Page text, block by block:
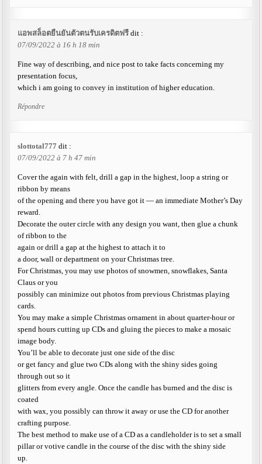
แอพสล็อตยืนยันตัวตนรับเครดิตฟรี dit :
07/09/2022 à 16 h 18 min
Fine way of describing, and nice post to take facts concerning my
presentation focus,
which i am going to convey in institution of higher education.
Répondre
slottotal777 dit :
07/09/2022 à 7 h 47 min
Cover the again with felt, drill a gap in the highest, loop a string or
ribbon by means
of the opening and there you have got it — an immediate Mother’s Day
reward.
Decorate the outer circle with any design you want, then glue a chunk
of ribbon to the
again or drill a gap at the highest to attach it to
a door, wall or department on your Christmas tree.
For Christmas, you may use photos of snowmen, snowflakes, Santa
Claus or you
possibly can minimize out photos from previous Christmas playing
cards.
You may make a simple Christmas ornament in about quarter-hour or
spend hours cutting up CDs and gluing the pieces to make a mosaic
image body.
You’ll be able to decorate just one side of the disc
or get fancy and glue two CDs along with the shiny sides going
through out so it
glitters from every angle. Once the candle has burned and the disc is
coated
with wax, you possibly can throw it away or use the CD for another
crafting purpose.
The best method to make use of a CD as a candleholder is to set a small
pillar or votive candle in the course of the disc with the shiny side
up.